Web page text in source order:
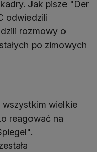
Jak pisze "Der
odwiedzili
rozmowy o
po zimowych
wielkie
reagować na